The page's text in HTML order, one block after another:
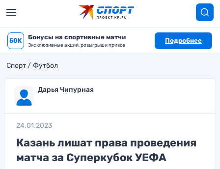
50K Бонусы на спортивные матчи
Эксклюзивные акции, розыгрыши призов
Подробнее
Спорт Футбол
Дарья Чипурная
24.01.2023
Казань лишат права проведения
матча за Суперкубок УЕФА